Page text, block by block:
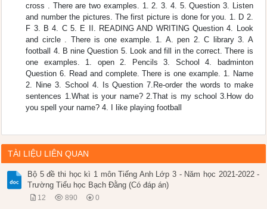
cross . There are two examples. 1. 2. 3. 4. 5. Question 3. Listen
and number the pictures. The first picture is done for you. 1. D 2.
F 3. B 4. C 5. E II. READING AND WRITING Question 4. Look
and circle . There is one example. 1. A. pen 2. C library 3. A
football 4. B nine Question 5. Look and fill in the correct. There is
one examples. 1. open 2. Pencils 3. School 4. badminton
Question 6. Read and complete. There is one example. 1. Name
2. Nine 3. School 4. Is Question 7.Re-order the words to make
sentences 1.What is your name? 2.That is my school 3.How do
you spell your name? 4. I like playing football
TÀI LIỆU LIÊN QUAN
Bộ 5 đề thi học kì 1 môn Tiếng Anh Lớp 3 - Năm học 2021-2022 -
Trường Tiểu học Bạch Đằng (Có đáp án)
12 890 0